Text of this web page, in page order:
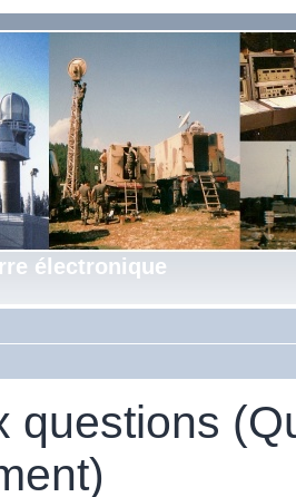
électronique
questions